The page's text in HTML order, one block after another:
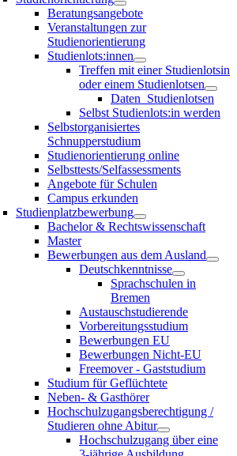
Beratungsangebote
Veranstaltungen zur
Studienorientierung
Studienlots:innen
Treffen mit einer Studienlotsin
oder einem Studienlotsen
Daten_Studienlotsen
Selbst Studienlots:in werden
Selbstorganisiertes
Schnupperstudium
Studienorientierung online
Selbsttests/Selfassessments
Angebote für Schulen
Campus erkunden
Studienplatzbewerbung
Bachelor & Rechtswissenschaft
Master
Bewerbungen aus dem Ausland
Deutschkenntnisse
Sprachschulen in
Bremen
Austauschstudierende
Vorbereitungsstudium
Bewerbungen EU
Bewerbungen Nicht-EU
Freemover - Gaststudium
Studium für Geflüchtete
Neben- & Gasthörer
Hochschulzugangsberechtigung /
Studieren ohne Abitur
Hochschulzugang über eine